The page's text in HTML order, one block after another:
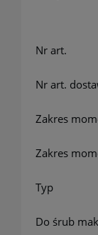
Nr art.
Nr art.
Zakres
Zakres
Typ
Do śrub